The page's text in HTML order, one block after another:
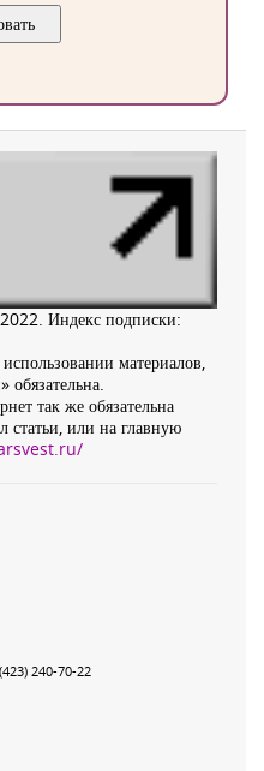
Индекс подписки:
материалов,
обязательна.
так же обязательна
статьи, или на главную
240-70-22